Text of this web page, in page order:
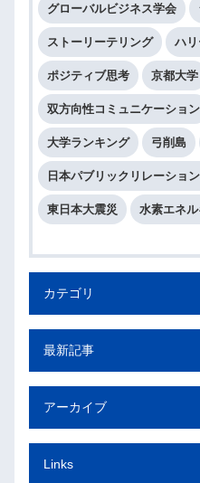
グローバルビジネス学会
ストーリーテリング ハ
ポジティブ思考 京都大学
双方向性コミュニケーション
大学ランキング 弓削島
日本パブリックリレーショ
東日本大震災 水素エネ
カテゴリ
最新記事
アーカイブ
Links